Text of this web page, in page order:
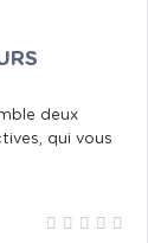
deux
qui vous